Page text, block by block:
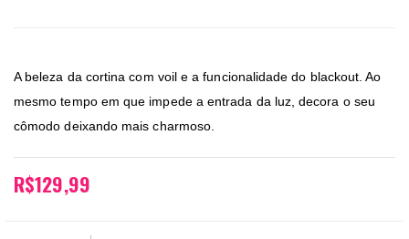
A beleza da cortina com voil e a funcionalidade do blackout. Ao
mesmo tempo em que impede a entrada da luz, decora o seu
cômodo deixando mais charmoso.
R$129,99